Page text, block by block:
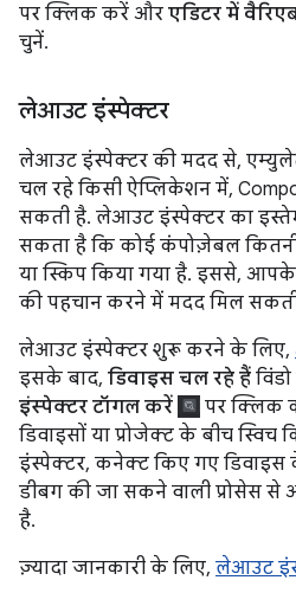
पर क्लिक करें और एडिटर में
चुनें.
लेआउट इंस्पेक्टर
लेआउट इंस्पेक्टर की मदद से,
चल रहे किसी ऐप्लिकेशन में,
सकती है. लेआउट इंस्पेक्टर का
सकता है कि कोई कंपोज़ेबल कितनी
या स्किप किया गया है. इससे,
की पहचान करने में मदद मिल
लेआउट इंस्पेक्टर शुरू करने के लिए,
इसके बाद, डिवाइस चल रहे हैं
इंस्पेक्टर टॉगल करें
पर क्लिक
डिवाइसों या प्रोजेक्ट के बीच
इंस्पेक्टर, कनेक्ट किए गए डिवाइस
डीबग की जा सकने वाली प्रोसेस
है.
ज़्यादा जानकारी के लिए, लेआउट